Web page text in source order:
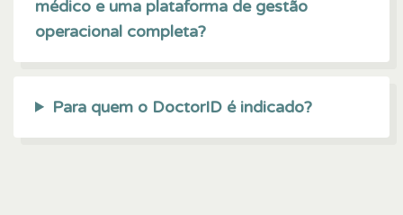
médico e uma plataforma de gestão
operacional completa?
Para quem o DoctorID é indicado?